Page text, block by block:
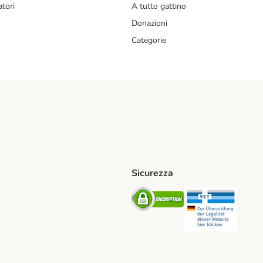
A tutto gattino
Donazioni
Categorie
Method
Shipping Method
Sicurezza
Security